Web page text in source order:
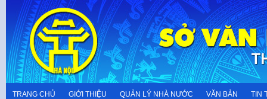
content
TRANG CHỦ GIỚI THIỆU QUẢN LÝ NHÀ NƯỚC VĂN BẢN TIN